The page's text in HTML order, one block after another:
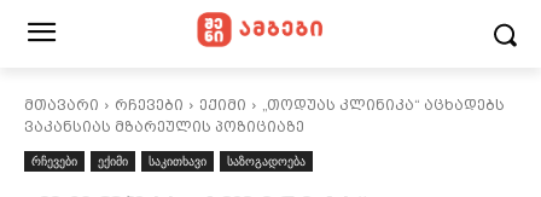
მთავარი რჩევები ექიმი
„თოდუას კლინიკა“ აცხადებს
ვაკანსიას მზარეულის პოზიციაზე
რჩევები
ექიმი საკითხავი საზოგადოება